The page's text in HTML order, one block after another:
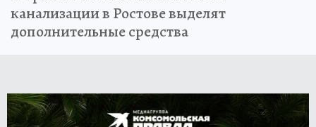
канализации в Ростове выделят
дополнительные средства